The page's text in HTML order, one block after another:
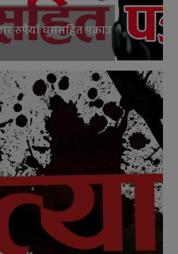
रुपैयाँ घुससहित पक्राउ